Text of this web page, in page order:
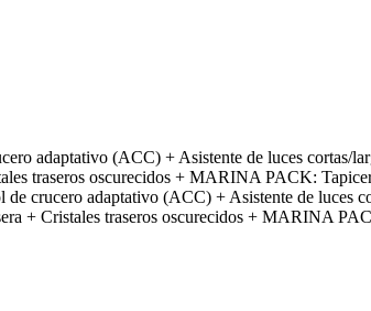
adaptativo (ACC) + Asistente de luces cortas/
traseros oscurecidos + MARINA PACK:
crucero adaptativo (ACC) + Asistente de luces
+ Cristales traseros oscurecidos + MARINA